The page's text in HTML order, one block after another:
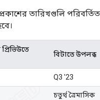
তারিখগুলি পরিবর্তিত
বিটাতে উপলব্ধ
Q3 '23
চতুর্থ ত্রৈমাসিক